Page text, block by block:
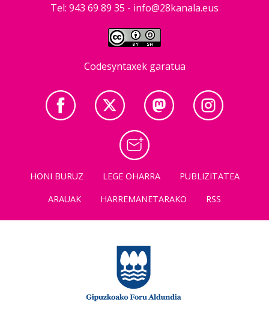
Tel: 943 69 89 35 - info@28kanala.eus
Codesyntaxek garatua
HONI BURUZ LEGE OHARRA
PUBLIZITATEA
ARAUAK
HARREMANETARAKO RSS